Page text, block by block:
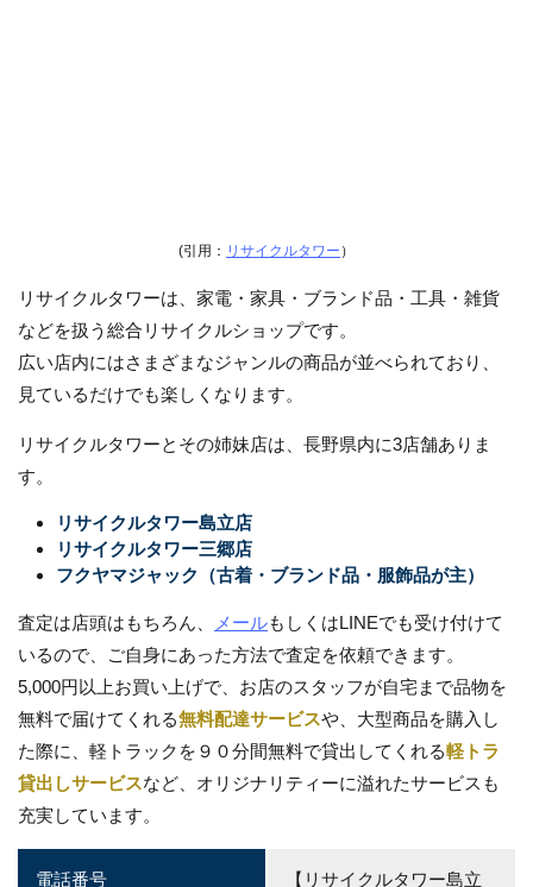
(引用： リサイクルタワー ）
リサイクルタワーは、家電・家具・ブランド品・工具・雑貨
などを扱う総合リサイクルショップです。
広い店内にはさまざまなジャンルの商品が並べられており、
見ているだけでも楽しくなります。
リサイクルタワーとその姉妹店は、長野県内に3店舗ありま
す。
リサイクルタワー島立店
リサイクルタワー三郷店
フクヤマジャック（古着・ブランド品・服飾品が主）
査定は店頭はもちろん、 メールもしくはLINEでも受け付けて
いるので、ご自身にあった方法で査定を依頼できます。
5,000円以上お買い上げで、お店のスタッフが自宅まで品物を
無料で届けてくれる無料配達サービスや、大型商品を購入し
た際に、軽トラックを９０分間無料で貸出してくれる軽トラ
貸出しサービスなど、オリジナリティーに溢れたサービスも
充実しています。
電話番号
【リサイクルタワー島立